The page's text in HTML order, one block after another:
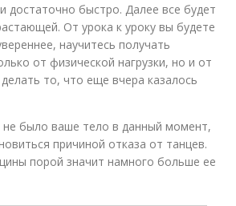
достаточно быстро. Далее все будет
От урока к уроку вы будете
научитесь получать
от физической нагрузки, но и от
то, что еще вчера казалось
было ваше тело в данный момент,
причиной отказа от танцев.
порой значит намного больше ее